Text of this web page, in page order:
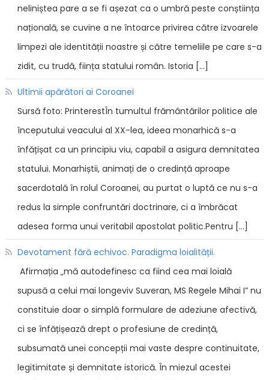
neliniștea pare a se fi așezat ca o umbră peste conștiința
națională, se cuvine a ne întoarce privirea către izvoarele
limpezi ale identității noastre și către temeliile pe care s-a
zidit, cu trudă, ființa statului român. Istoria […]
Ultimii apărători ai Coroanei
Sursă foto: PrinterestÎn tumultul frământărilor politice ale
începutului veacului al XX-lea, ideea monarhică s-a
înfățișat ca un principiu viu, capabil a asigura demnitatea
statului. Monarhiștii, animați de o credință aproape
sacerdotală în rolul Coroanei, au purtat o luptă ce nu s-a
redus la simple confruntări doctrinare, ci a îmbrăcat
adesea forma unui veritabil apostolat politic.Pentru […]
Devotament fără echivoc. Paradigma loialității.
Afirmația „mă autodefinesc ca fiind cea mai loială
supusă a celui mai longeviv Suveran, MS Regele Mihai I” nu
constituie doar o simplă formulare de adeziune afectivă,
ci se înfățișează drept o profesiune de credință,
subsumată unei concepții mai vaste despre continuitate,
legitimitate și demnitate istorică. În miezul acestei